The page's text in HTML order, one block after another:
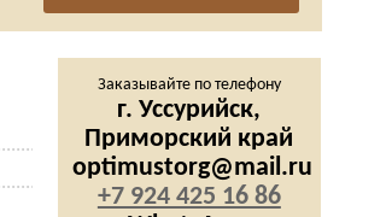
Заказывайте по телефону
г. Уссурийск,
Приморский край
optimustorg@mail.ru
+7 924 425 16 86